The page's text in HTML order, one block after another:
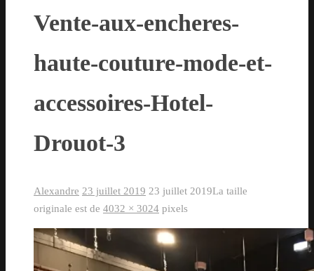
Vente-aux-encheres-
haute-couture-mode-et-
accessoires-Hotel-
Drouot-3
Alexandre 23 juillet 2019 23 juillet 2019La taille
originale est de 4032 × 3024 pixels